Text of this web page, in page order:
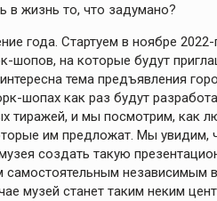
в жизнь то, что задумано?
года. Стартуем в ноябре
на которые будут
тема предъявления
шопах как раз будут
тиражей, и мы посмотрим, как
им предложат. Мы увидим,
создать такую
независимым
музей станет таким неким